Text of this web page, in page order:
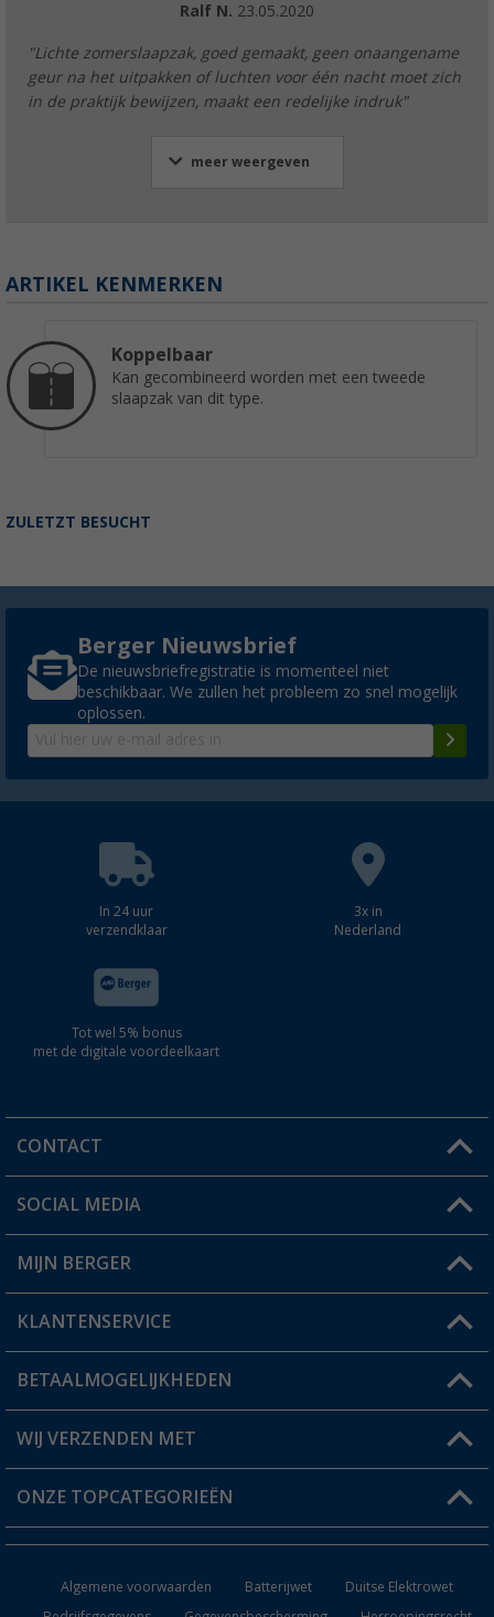
Ralf N. 23.05.2020
"Lichte zomerslaapzak, goed gemaakt, geen onaangename
geur na het uitpakken of luchten voor één nacht moet zich
in de praktijk bewijzen, maakt een redelijke indruk"
meer weergeven
ARTIKEL KENMERKEN
Koppelbaar
Kan gecombineerd worden met een tweede
slaapzak van dit type.
ZULETZT BESUCHT
Berger Nieuwsbrief
De nieuwsbriefregistratie is momenteel niet
beschikbaar. We zullen het probleem zo snel mogelijk
oplossen.
In 24 uur
verzendklaar
3x in
Nederland
Tot wel 5% bonus
met de digitale voordeelkaart
CONTACT
Een vraag?
Winkel vinden
SOCIAL MEDIA
MIJN BERGER
Mijn account
Status bestelling
Verlanglijstje
KLANTENSERVICE
FAQ & Contact
Verzendinformatie
Catalogus
BETAALMOGELIJKHEDEN
WIJ VERZENDEN MET
ONZE TOPCATEGORIEËN
Algemene voorwaarden Batterijwet
Duitse Elektrowet